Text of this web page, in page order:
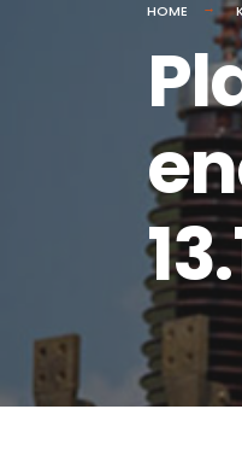
HOME